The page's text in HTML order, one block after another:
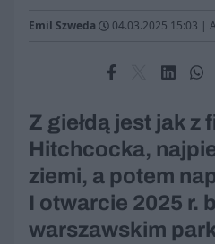
Emil Szweda 04.03.2025 15:03 |
Z giełdą jest jak z
Hitchcocka,
ziemi, a potem
I otwarcie 2025 r.
warszawskim